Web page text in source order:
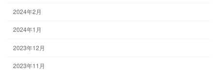
2024年2月
2024年1月
2023年12月
2023年11月